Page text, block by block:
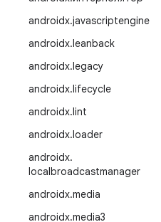
androidx.javascriptengine
androidx.leanback
androidx.legacy
androidx.lifecycle
androidx.lint
androidx.loader
androidx.
localbroadcastmanager
androidx.media
androidx.media3